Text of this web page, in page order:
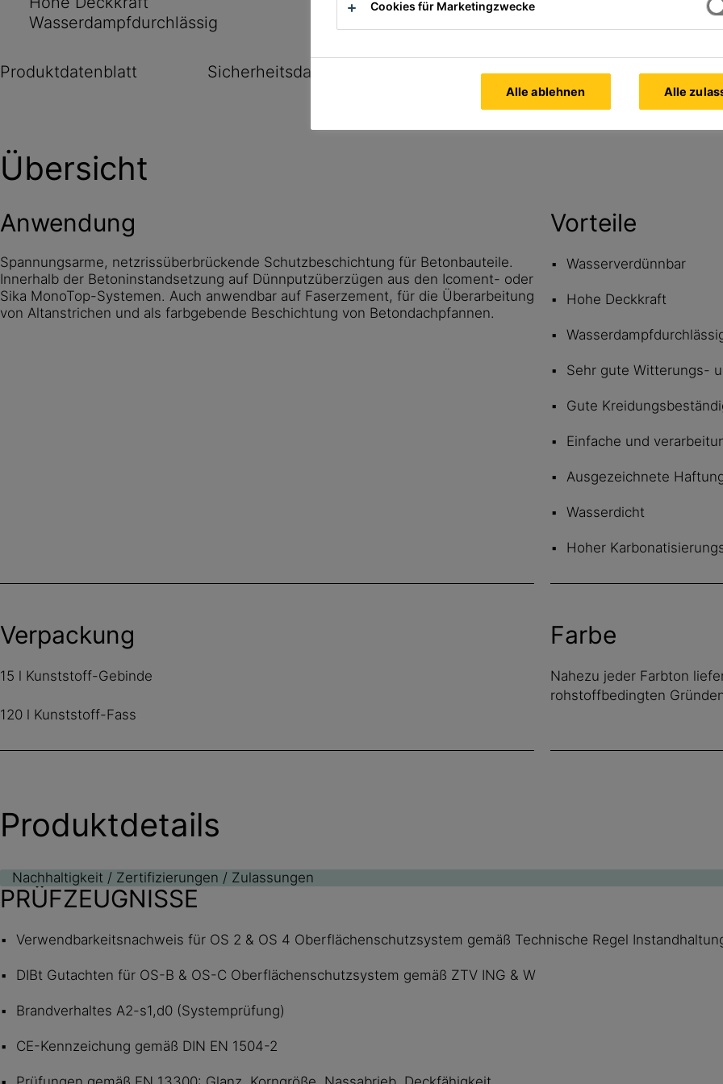
Wasserdampfdurchlässig
Produktdatenblatt Sicherheitsdatenblatt
Alle Dokumente
Übersicht
Anwendung
Spannungsarme, netzrissüberbrückende Schutzbeschichtung für Betonbauteile.
Innerhalb der Betoninstandsetzung auf Dünnputzüberzügen aus den Icoment- oder
Sika MonoTop-Systemen. Auch anwendbar auf Faserzement, für die Überarbeitung
von Altanstrichen und als farbgebende Beschichtung von Betondachpfannen.
Vorteile
Wasserverdünnbar
Hohe Deckkraft
Sehr gute Witterungs-
Gute
Einfache und
Ausgezeichnete
Wasserdicht
Hoher
Verpackung
15 l Kunststoff-Gebinde
120 l Kunststoff-Fass
Farbe
Nahezu jeder Farbton
rohstoffbedingten
Produktdetails
Nachhaltigkeit / Zertifizierungen / Zulassungen
PRÜFZEUGNISSE
Verwendbarkeitsnachweis für OS 2 & OS 4 Oberflächenschutzsystem gemäß Technische Regel
DIBt Gutachten für OS-B & OS-C Oberflächenschutzsystem gemäß ZTV ING & W
Brandverhaltes A2-s1,d0 (Systemprüfung)
CE-Kennzeichung gemäß DIN EN 1504-2
Cookies für Marketingzwecke
Alle ablehnen Alle